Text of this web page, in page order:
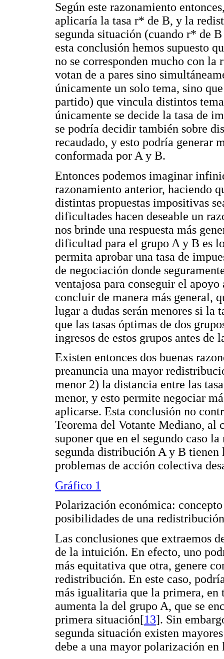
Según este razonamiento
aplicaría la tasa r* de B, y la
segunda situación (cuando r* de
esta conclusión hemos supuesto
no se corresponden mucho con la
votan de a pares sino
únicamente un solo tema, sino
partido) que vincula distintos
únicamente se decide la tasa de
se podría decidir también sobre
recaudado, y esto podría generar
conformada por A y B.
Entonces podemos imaginar
razonamiento anterior, haciendo
distintas propuestas impositivas
dificultades hacen deseable un
nos brinde una respuesta más
dificultad para el grupo A y B es
permita aprobar una tasa de
de negociación donde
ventajosa para conseguir el apoyo
concluir de manera más general,
lugar a dudas serán menores si
que las tasas óptimas de dos
ingresos de estos grupos antes
Existen entonces dos buenas
preanuncia una mayor
menor 2) la distancia entre las
menor, y esto permite negociar
aplicarse. Esta conclusión no
Teorema del Votante Mediano, al
suponer que en el segundo caso
segunda distribución A y B
problemas de acción colectiva
Gráfico 1
Polarización económica:
posibilidades de una redistribución
Las conclusiones que extraemos
de la intuición. En efecto, uno
más equitativa que otra, genere
redistribución. En este caso,
más igualitaria que la primera,
aumenta la del grupo A, que se
primera situación[13]. Sin
segunda situación existen
debe a una mayor polarización